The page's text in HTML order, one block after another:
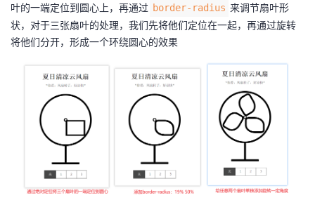
叶的一端定位到圆心上，再通过 border-radius 来调节扇叶形
状，对于三张扇叶的处理，我们先将他们定位在一起，再通过旋转
将他们分开，形成一个环绕圆心的效果